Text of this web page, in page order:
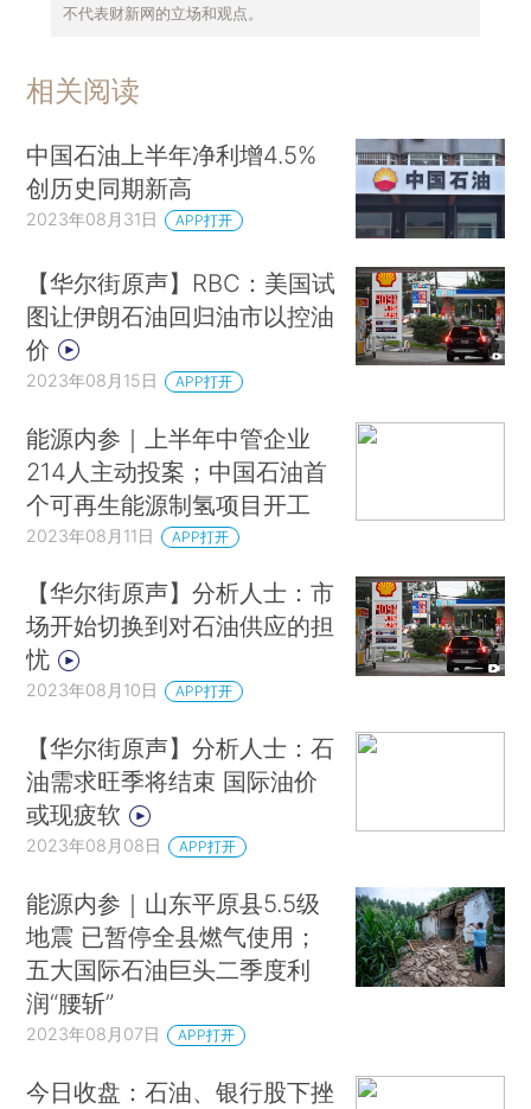
不代表财新网的立场和观点。
相关阅读
中国石油上半年净利增4.5%
创历史同期新高
2023年08月31日 APP打开
【华尔街原声】RBC：美国试
图让伊朗石油回归油市以控油
价
2023年08月15日 APP打开
能源内参｜上半年中管企业
214人主动投案；中国石油首
个可再生能源制氢项目开工
2023年08月11日 APP打开
【华尔街原声】分析人士：市
场开始切换到对石油供应的担
忧
2023年08月10日 APP打开
【华尔街原声】分析人士：石
油需求旺季将结束 国际油价
或现疲软
2023年08月08日 APP打开
能源内参｜山东平原县5.5级
地震 已暂停全县燃气使用；
五大国际石油巨头二季度利
润“腰斩”
2023年08月07日 APP打开
今日收盘：石油、银行股下挫